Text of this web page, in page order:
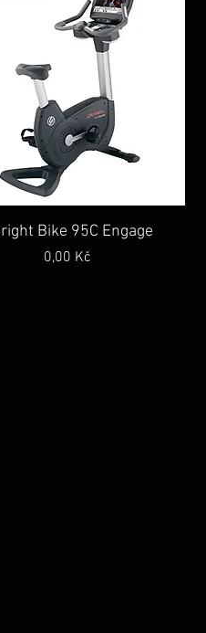
Rychlý náhled
Bike 95C Engage
Cena
0,00 Kč